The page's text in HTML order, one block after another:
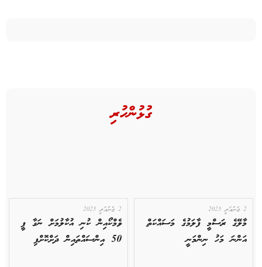
ގުޅުންހުރި
2 ޖެނުއަރީ 2025
މާލޭގެ ރަސްމީ ފާލަމުގެ މަސައްކަތް
އަންނަ މަހު ނިންމަނީ
2 ޖެނުއަރީ 2025
ވެމްކޯއިން ކުނި އުކާލުމަށް ނަގާ ފީ
50 އިންސައްތައިން ދަށްކޮށްފި